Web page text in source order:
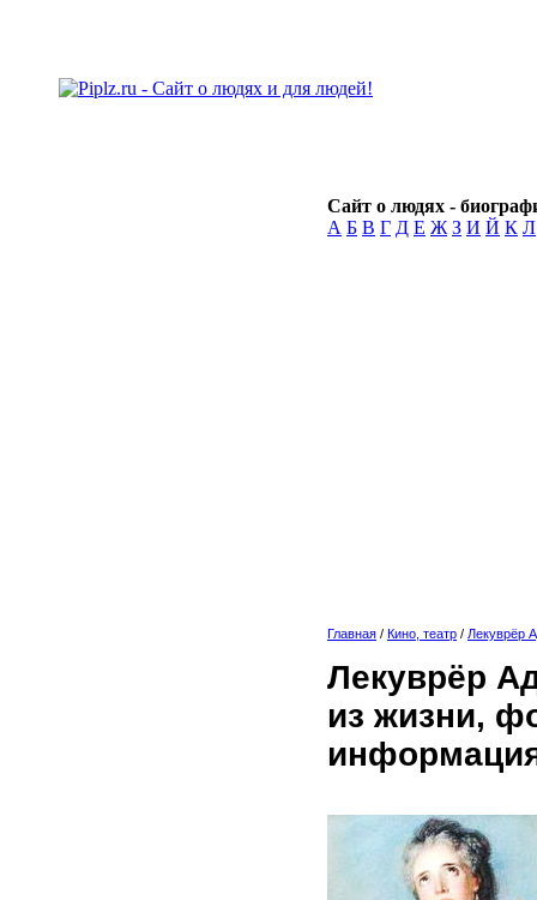
Сайт о людях -
А Б В Г Д Е Ж З И Й К Л
Главная / Кино, театр / Лекуврёр
Лекуврёр
из жизни,